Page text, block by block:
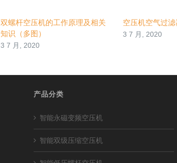
双螺杆空压机的工作原理及相关
知识（多图）
3 7 月, 2020
空压机空气过
3 7 月, 2020
产品分类
智能永磁变频空压机
智能双级压缩空压机